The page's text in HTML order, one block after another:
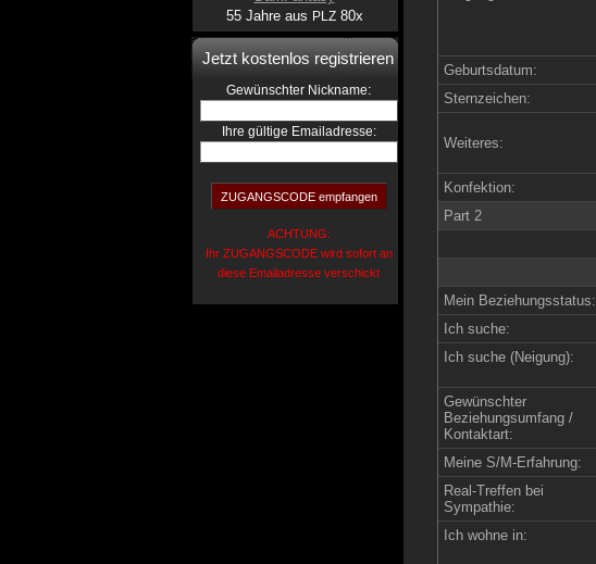
55 Jahre aus PLZ80x
Jetzt kostenlos registrieren
Gewünschter Nickname:
Ihre gültige Emailadresse:
ACHTUNG:
Ihr ZUGANGSCODE wird sofort an
diese Emailadresse verschickt
Geburtsdatum:
Sternzeichen:
Weiteres:
Konfektion:
Part 2
Mein Beziehungsstatus:
Ich suche:
Ich suche (Neigung):
Gewünschter
Beziehungsumfang /
Kontaktart:
Meine S/M-Erfahrung:
Real-Treffen bei
Sympathie:
Ich wohne in: